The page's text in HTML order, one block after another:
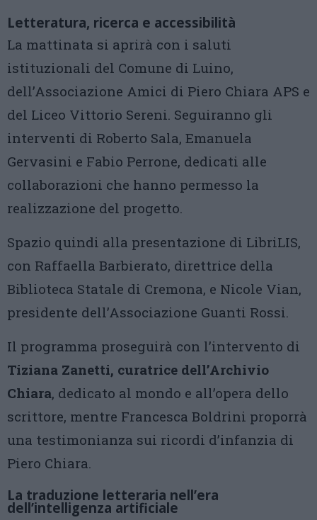
Letteratura, ricerca e accessibilità
La mattinata si aprirà con i saluti
istituzionali del Comune di Luino,
dell’Associazione Amici di Piero Chiara APS e
del Liceo Vittorio Sereni. Seguiranno gli
interventi di Roberto Sala, Emanuela
Gervasini e Fabio Perrone, dedicati alle
collaborazioni che hanno permesso la
realizzazione del progetto.
Spazio quindi alla presentazione di LibriLIS,
con Raffaella Barbierato, direttrice della
Biblioteca Statale di Cremona, e Nicole Vian,
presidente dell’Associazione Guanti Rossi.
Il programma proseguirà con l’intervento di
Tiziana Zanetti, curatrice dell’Archivio
Chiara, dedicato al mondo e all’opera dello
scrittore, mentre Francesca Boldrini proporrà
una testimonianza sui ricordi d’infanzia di
Piero Chiara.
La traduzione letteraria nell’era
dell’intelligenza artificiale